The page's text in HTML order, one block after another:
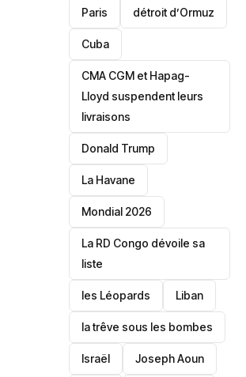
Paris détroit d’Ormuz
‎Cuba
CMA CGM et Hapag-
Lloyd suspendent leurs
livraisons
Donald Trump
La Havane
Mondial 2026
La RD Congo dévoile sa
liste
les Léopards ‎Liban
la trêve sous les bombes
Israël Joseph Aoun